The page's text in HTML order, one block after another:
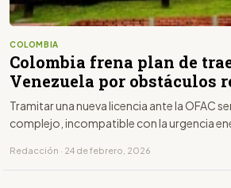
COLOMBIA
Colombia frena plan de
Venezuela por obstáculos
Tramitar una nueva licencia ante la OFAC
complejo, incompatible con la urgencia
Redacción · 24 de febrero, 2026